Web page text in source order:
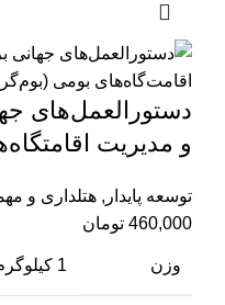
دستور‌العمل‌‌های
و مدیریت
توسعه پایدار , هتلداری و
460,000 تومان
وزن 1 کیلوگرم